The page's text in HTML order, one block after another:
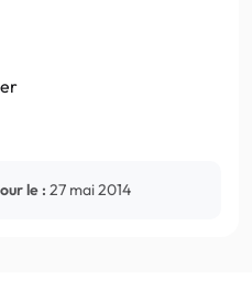
le : 27 mai 2014